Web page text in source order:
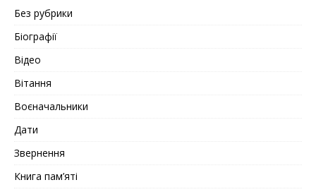
Без рубрики
Біографії
Відео
Вітання
Воєначальники
Дати
Звернення
Книга пам’яті